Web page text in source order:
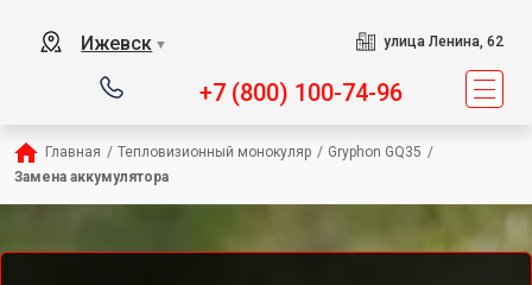
Ижевск ▼ улица Ленина, 62
+7 (800) 100-74-96
Главная / Тепловизионный монокуляр / Gryphon GQ35 /
Замена аккумулятора